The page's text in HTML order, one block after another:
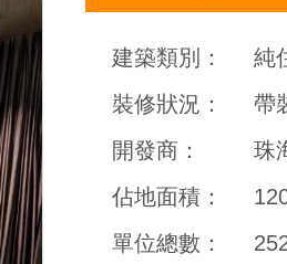
建築類別：
純
裝修狀況：
帶
開發商：
珠
佔地面積：
單位總數：